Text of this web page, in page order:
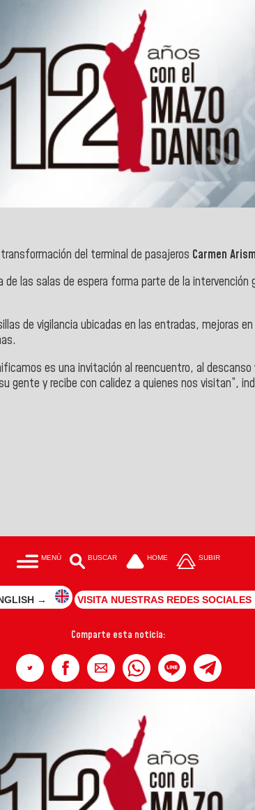
del terminal de pasajeros Carmen
las salas de espera forma parte de la
de vigilancia ubicadas en las entradas, mejoras
es una invitación al reencuentro, al
gente y recibe con calidez a quienes nos visitan”,
MENÚ BUSCAR HOME SUBIR
→ VISITA NUESTRAS REDES
Comparte esta noticia: